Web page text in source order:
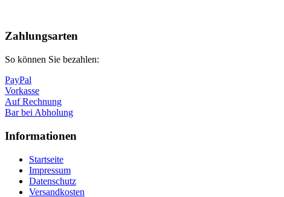
oben
Zahlungsarten
So können Sie bezahlen:
PayPal
Vorkasse
Auf Rechnung
Bar bei Abholung
Informationen
Startseite
Impressum
Datenschutz
Versandkosten